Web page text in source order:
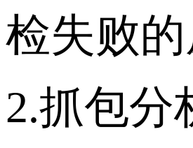
检失败
2.抓包分